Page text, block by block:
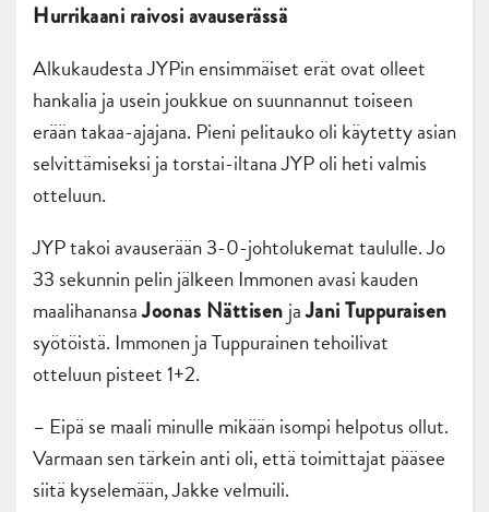
Hurrikaani raivosi avauserässä
Alkukaudesta JYPin ensimmäiset erät ovat olleet
hankalia ja usein joukkue on suunnannut toiseen
erään takaa-ajajana. Pieni pelitauko oli käytetty asian
selvittämiseksi ja torstai-iltana JYP oli heti valmis
otteluun.
JYP takoi avauserään 3-0-johtolukemat taululle. Jo
33 sekunnin pelin jälkeen Immonen avasi kauden
maalihanansaJoonas Nättisen jaJani Tuppuraisen
syötöistä. Immonen ja Tuppurainen tehoilivat
otteluun pisteet 1+2.
– Eipä se maali minulle mikään isompi helpotus ollut.
Varmaan sen tärkein anti oli, että toimittajat pääsee
siitä kyselemään, Jakke velmuili.